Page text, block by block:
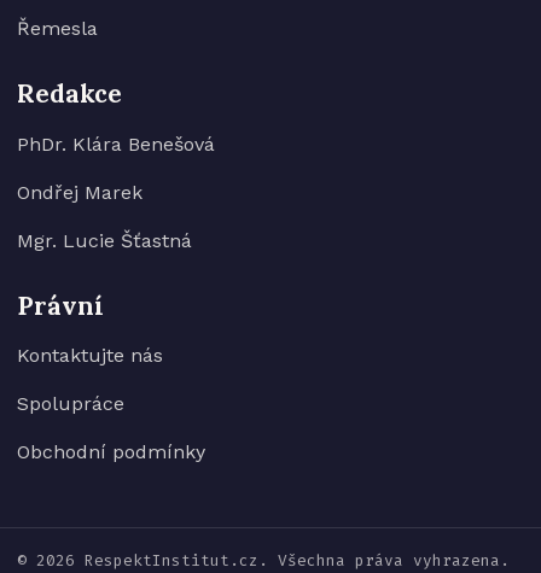
Řemesla
Redakce
PhDr. Klára Benešová
Ondřej Marek
Mgr. Lucie Šťastná
Právní
Kontaktujte nás
Spolupráce
Obchodní podmínky
© 2026 RespektInstitut.cz. Všechna práva vyhrazena.